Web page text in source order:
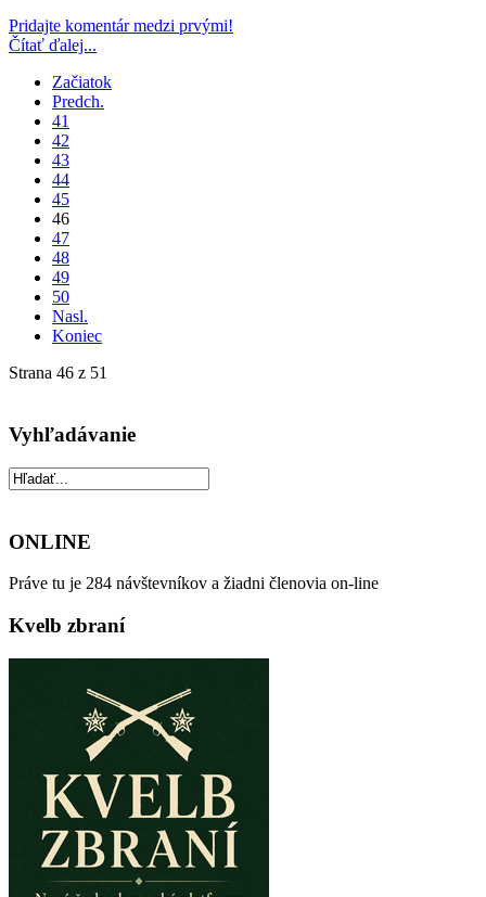
Pridajte komentár medzi prvými!
Čítať ďalej...
Začiatok
Predch.
41
42
43
44
45
46
47
48
49
50
Nasl.
Koniec
Strana 46 z 51
Vyhľadávanie
ONLINE
Práve tu je 284 návštevníkov a žiadni členovia on-line
Kvelb zbraní